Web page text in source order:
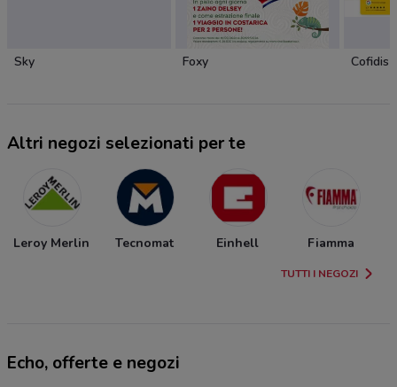
Sky Foxy Cofidis
Altri negozi selezionati per te
Leroy Merlin Tecnomat Einhell Fiamma
TUTTI I NEGOZI
Echo, offerte e negozi